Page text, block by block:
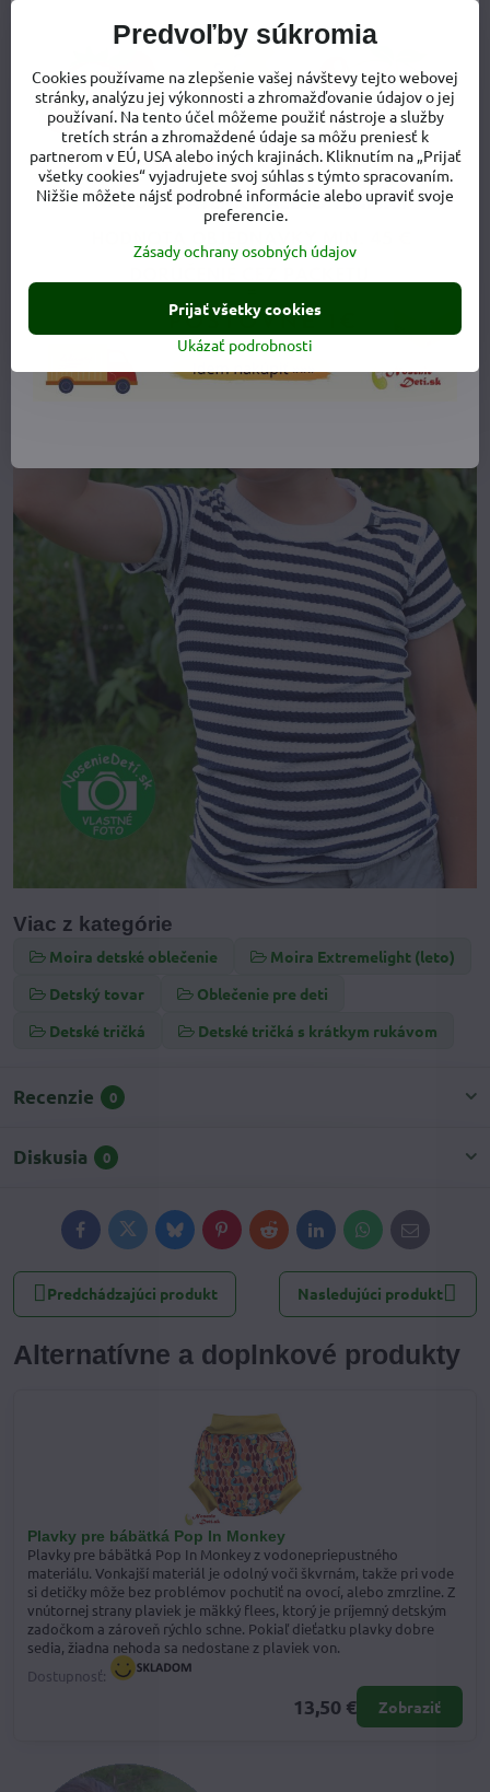
Viac z kategórie
Moira detské oblečenie
Moira Extremelight (leto)
Detský tovar
Oblečenie pre deti
Detské tričká
Detské tričká s krátkym rukávom
Recenzie 0
Diskusia 0
FacebookTwitterBlueskyPinterestRedditLinkedInWhatsApp
E-
mail
Predchádzajúci produkt Nasledujúci produkt
Alternatívne a doplnkové produkty
Plavky pre bábätká Pop In Monkey
Plavky pre bábätká Pop In Monkey z vodonepriepustného
materiálu. Vonkajší materiál je odolný voči škvrnám, takže pri vode
si detičky môže bez problémov pochutiť na ovocí, alebo zmrzline. Z
vnútornej strany plaviek je mäkký flees, ktorý je príjemný detským
zadočkom a zároveň rýchlo schne. Pokiaľ dieťatku plavky dobre
sedia, žiadna nehoda sa nedostane z plaviek von.
Dostupnosť:
13,50 € Zobraziť
Predvoľby súkromia
Cookies používame na zlepšenie vašej návštevy tejto webovej
stránky, analýzu jej výkonnosti a zhromažďovanie údajov o jej
používaní. Na tento účel môžeme použiť nástroje a služby
tretích strán a zhromaždené údaje sa môžu preniesť k
partnerom v EÚ, USA alebo iných krajinách. Kliknutím na „Prijať
všetky cookies“ vyjadrujete svoj súhlas s týmto spracovaním.
Nižšie môžete nájsť podrobné informácie alebo upraviť svoje
preferencie.
Zásady ochrany osobných údajov
Ukázať podrobnosti
Prijať všetky cookies